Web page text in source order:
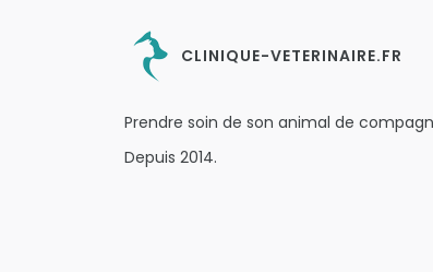
CLINIQUE-VETERINAIRE.FR
Prendre soin de son animal de
Depuis 2014.